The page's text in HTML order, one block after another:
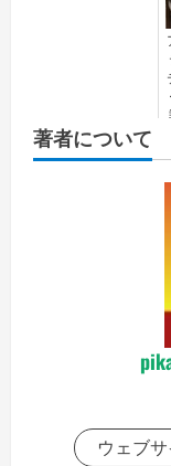
著者について
ウェブ